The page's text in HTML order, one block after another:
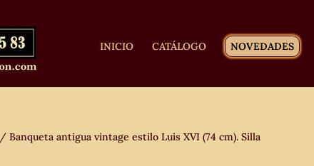
INICIO CATÁLOGO NOVEDADES
/ Banqueta antigua vintage estilo Luis XVI (74 cm). Silla